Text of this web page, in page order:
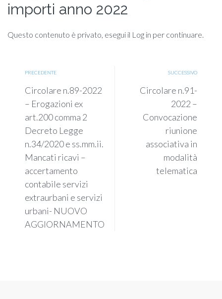
importi anno 2022
Questo contenuto è privato, esegui il Log in per continuare.
PRECEDENTE
Circolare n.89-2022
– Erogazioni ex
art.200 comma 2
Decreto Legge
n.34/2020 e ss.mm.ii.
Mancati ricavi –
accertamento
contabile servizi
extraurbani e servizi
urbani- NUOVO
AGGIORNAMENTO
SUCCESSIVO
Circolare n.91-
2022 –
Convocazione
riunione
associativa in
modalità
telematica